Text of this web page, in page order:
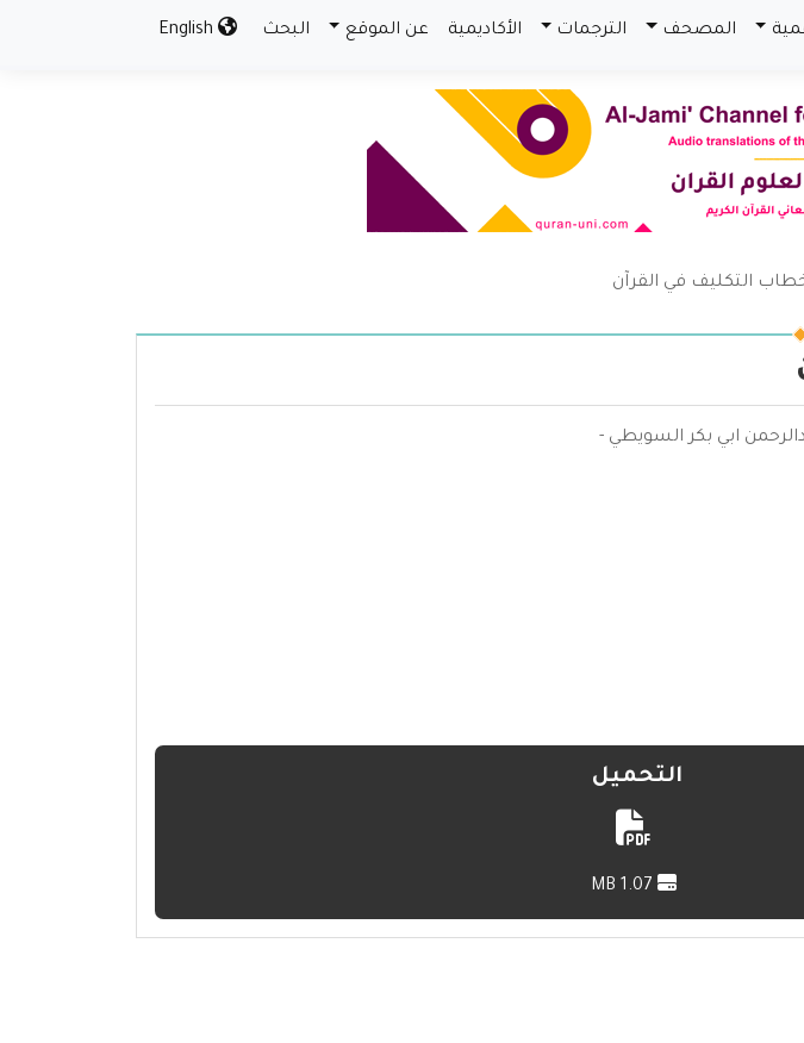
المصحف الترجمات الأكاديمية عن الموقع البحث
التكليف في القرآن
ابي بكر السويطي -
التحميل